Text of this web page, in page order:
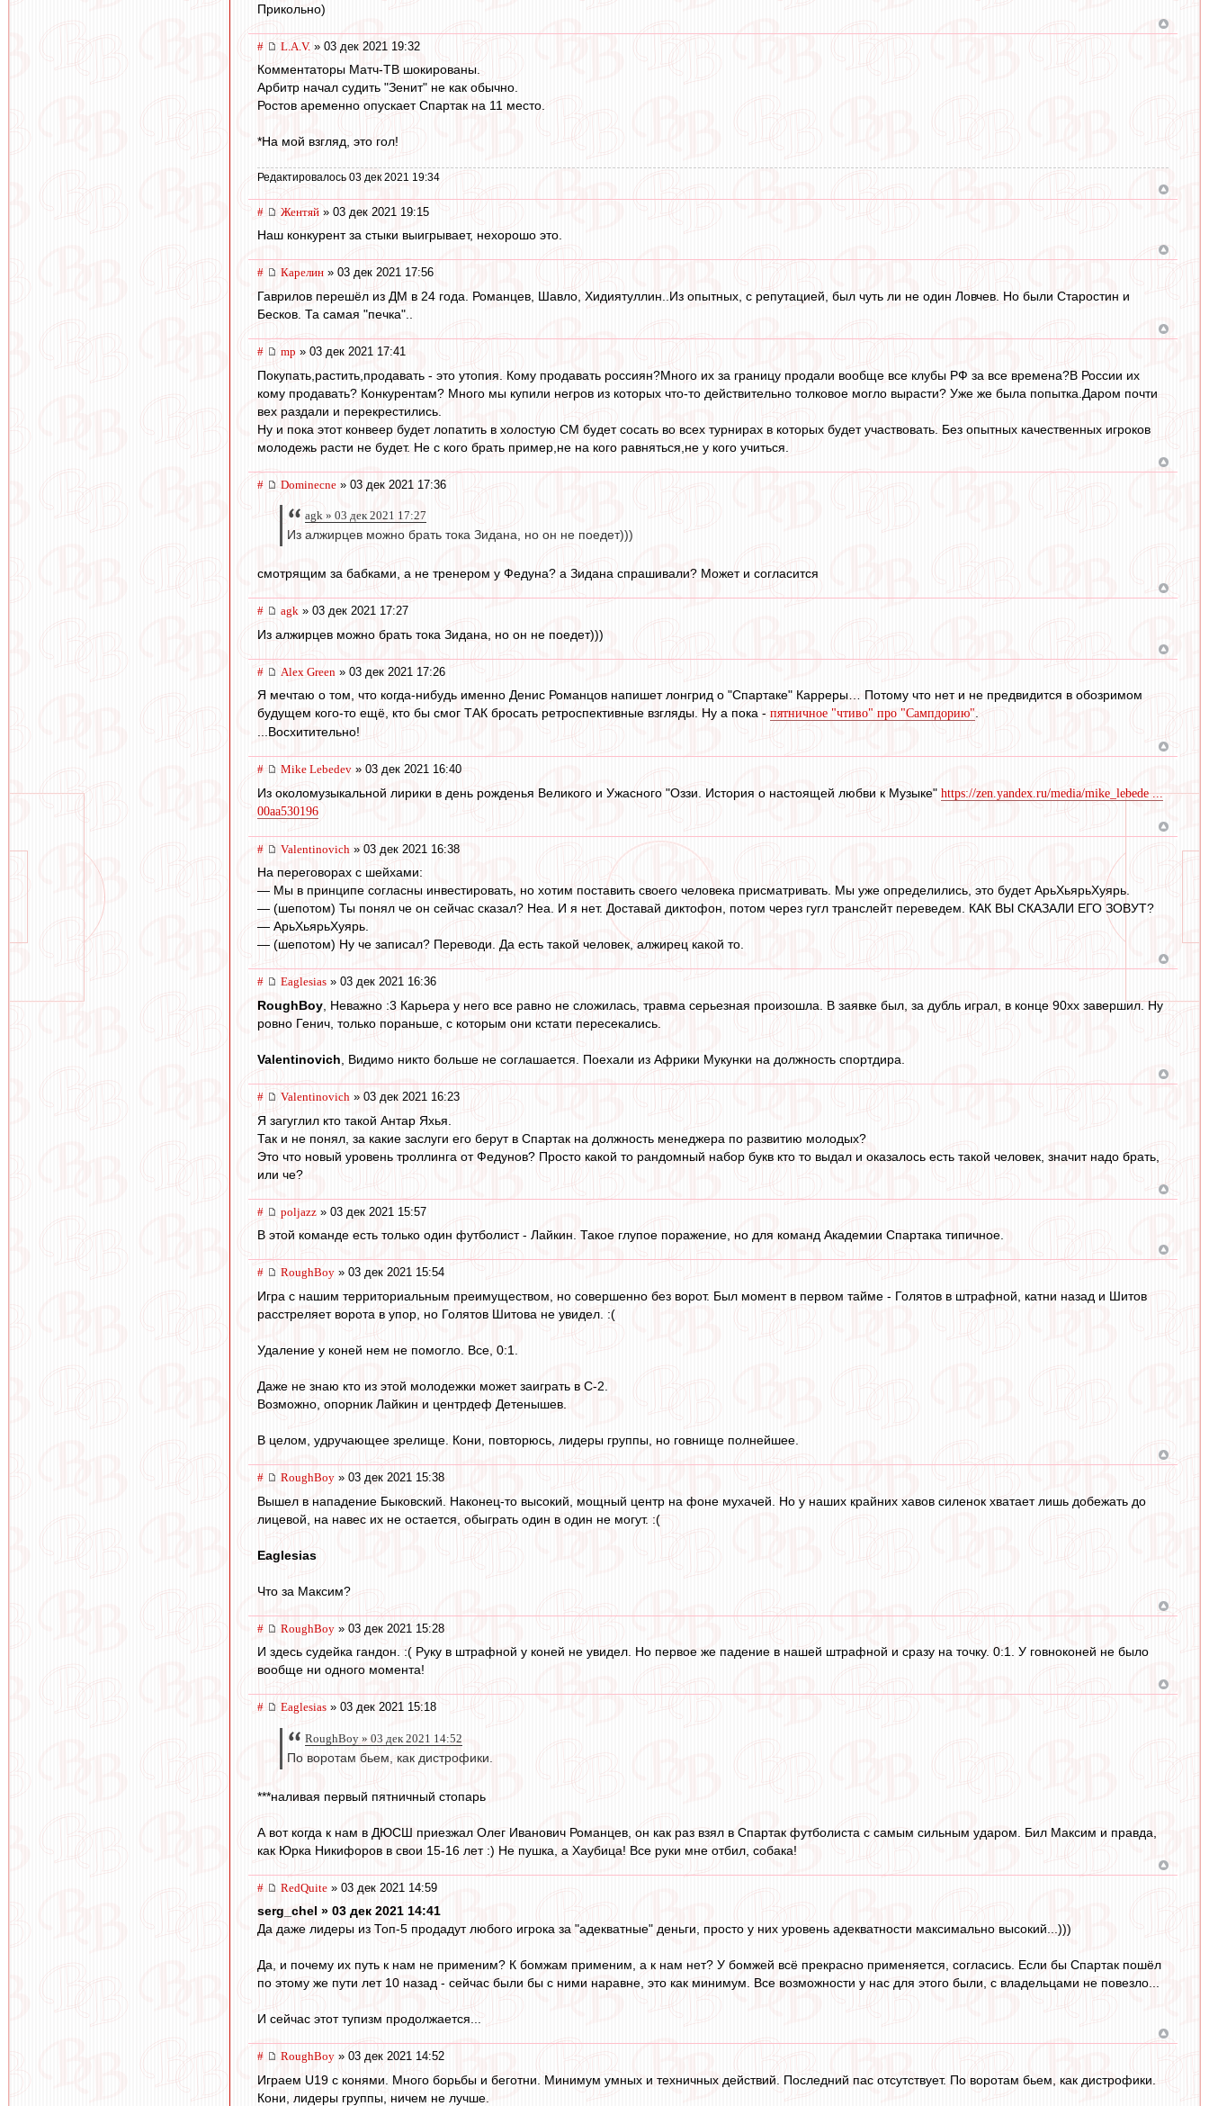
Прикольно)
# L.А.V. » 03 дек 2021 19:32
Комментаторы Матч-ТВ шокированы.
Арбитр начал судить "Зенит" не как обычно.
Ростов аременно опускает Спартак на 11 место.
*На мой взгляд, это гол!
Редактировалось 03 дек 2021 19:34
# Жентяй » 03 дек 2021 19:15
Наш конкурент за стыки выигрывает, нехорошо это.
# Карелин » 03 дек 2021 17:56
Гаврилов перешёл из ДМ в 24 года. Романцев, Шавло, Хидиятуллин..Из опытных, с репутацией, был чуть ли не один Ловчев. Но были Старостин и
Бесков. Та самая "печка"..
# mp » 03 дек 2021 17:41
Покупать,растить,продавать - это утопия. Кому продавать россиян?Много их за границу продали вообще все клубы РФ за все времена?В России их
кому продавать? Конкурентам? Много мы купили негров из которых что-то действительно толковое могло вырасти? Уже же была попытка.Даром почти
вех раздали и перекрестились.
Ну и пока этот конвеер будет лопатить в холостую СМ будет сосать во всех турнирах в которых будет участвовать. Без опытных качественных игроков
молодежь расти не будет. Не с кого брать пример,не на кого равняться,не у кого учиться.
# Dominecne » 03 дек 2021 17:36
agk » 03 дек 2021 17:27
Из алжирцев можно брать тока Зидана, но он не поедет)))
смотрящим за бабками, а не тренером у Федуна? а Зидана спрашивали? Может и согласится
# agk » 03 дек 2021 17:27
Из алжирцев можно брать тока Зидана, но он не поедет)))
# Alex Green » 03 дек 2021 17:26
Я мечтаю о том, что когда-нибудь именно Денис Романцов напишет лонгрид о "Спартаке" Карреры… Потому что нет и не предвидится в обозримом
будущем кого-то ещё, кто бы смог ТАК бросать ретроспективные взгляды. Ну а пока - пятничное "чтиво" про "Сампдорию".
...Восхитительно!
# Mike Lebedev » 03 дек 2021 16:40
Из околомузыкальной лирики в день рожденья Великого и Ужасного "Оззи. История о настоящей любви к Музыке" https://zen.yandex.ru/media/mike_lebede ...
00aa530196
# Valentinovich » 03 дек 2021 16:38
На переговорах с шейхами:
— Мы в принципе согласны инвестировать, но хотим поставить своего человека присматривать. Мы уже определились, это будет АрьХьярьХуярь.
— (шепотом) Ты понял че он сейчас сказал? Неа. И я нет. Доставай диктофон, потом через гугл транслейт переведем. КАК ВЫ СКАЗАЛИ ЕГО ЗОВУТ?
— АрьХьярьХуярь.
— (шепотом) Ну че записал? Переводи. Да есть такой человек, алжирец какой то.
# Eaglesias » 03 дек 2021 16:36
RoughBoy , Неважно :3 Карьера у него все равно не сложилась, травма серьезная произошла. В заявке был, за дубль играл, в конце 90хх завершил. Ну
ровно Генич, только пораньше, с которым они кстати пересекались.
Valentinovich , Видимо никто больше не соглашается. Поехали из Африки Мукунки на должность спортдира.
# Valentinovich » 03 дек 2021 16:23
Я загуглил кто такой Антар Яхья.
Так и не понял, за какие заслуги его берут в Спартак на должность менеджера по развитию молодых?
Это что новый уровень троллинга от Федунов? Просто какой то рандомный набор букв кто то выдал и оказалось есть такой человек, значит надо брать,
или че?
# poljazz » 03 дек 2021 15:57
В этой команде есть только один футболист - Лайкин. Такое глупое поражение, но для команд Академии Спартака типичное.
# RoughBoy » 03 дек 2021 15:54
Игра с нашим территориальным преимуществом, но совершенно без ворот. Был момент в первом тайме - Голятов в штрафной, катни назад и Шитов
расстреляет ворота в упор, но Голятов Шитова не увидел. :(
Удаление у коней нем не помогло. Все, 0:1.
Даже не знаю кто из этой молодежки может заиграть в С-2.
Возможно, опорник Лайкин и центрдеф Детенышев.
В целом, удручающее зрелище. Кони, повторюсь, лидеры группы, но говнище полнейшее.
# RoughBoy » 03 дек 2021 15:38
Вышел в нападение Быковский. Наконец-то высокий, мощный центр на фоне мухачей. Но у наших крайних хавов силенок хватает лишь добежать до
лицевой, на навес их не остается, обыграть один в один не могут. :(
Eaglesias
Что за Максим?
# RoughBoy » 03 дек 2021 15:28
И здесь судейка гандон. :( Руку в штрафной у коней не увидел. Но первое же падение в нашей штрафной и сразу на точку. 0:1. У говноконей не было
вообще ни одного момента!
# Eaglesias » 03 дек 2021 15:18
RoughBoy » 03 дек 2021 14:52
По воротам бьем, как дистрофики.
***наливая первый пятничный стопарь
А вот когда к нам в ДЮСШ приезжал Олег Иванович Романцев, он как раз взял в Спартак футболиста с самым сильным ударом. Бил Максим и правда,
как Юрка Никифоров в свои 15-16 лет :) Не пушка, а Хаубица! Все руки мне отбил, собака!
# RedQuite » 03 дек 2021 14:59
serg_chel » 03 дек 2021 14:41
Да даже лидеры из Топ-5 продадут любого игрока за "адекватные" деньги, просто у них уровень адекватности максимально высокий...)))
Да, и почему их путь к нам не применим? К бомжам применим, а к нам нет? У бомжей всё прекрасно применяется, согласись. Если бы Спартак пошёл
по этому же пути лет 10 назад - сейчас были бы с ними наравне, это как минимум. Все возможности у нас для этого были, с владельцами не повезло...
И сейчас этот тупизм продолжается...
# RoughBoy » 03 дек 2021 14:52
Играем U19 с конями. Много борьбы и беготни. Минимум умных и техничных действий. Последний пас отсутствует. По воротам бьем, как дистрофики.
Кони, лидеры группы, ничем не лучше.